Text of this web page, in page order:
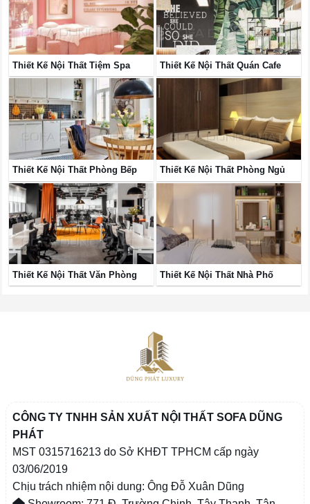
Thiết Kế Nội Thất Tiệm Spa Thiết Kế Nội Thất Quán Cafe
Thiết Kế Nội Thất Phòng Bếp Thiết Kế Nội Thất Phòng Ngủ
Thiết Kế Nội Thất Văn Phòng Thiết Kế Nội Thất Nhà Phố
CÔNG TY TNHH SẢN XUẤT NỘI THẤT SOFA DŨNG
PHÁT
MST 0315716213 do Sở KHĐT TPHCM cấp ngày
03/06/2019
Chịu trách nhiệm nội dung: Ông Đỗ Xuân Dũng